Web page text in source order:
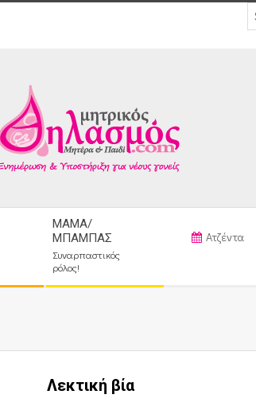
ΜΑΜΆ/
ΜΠΑΜΠΆΣ
Συναρπαστικός
ρόλος!
Ατζέντα
Λεκτική βία